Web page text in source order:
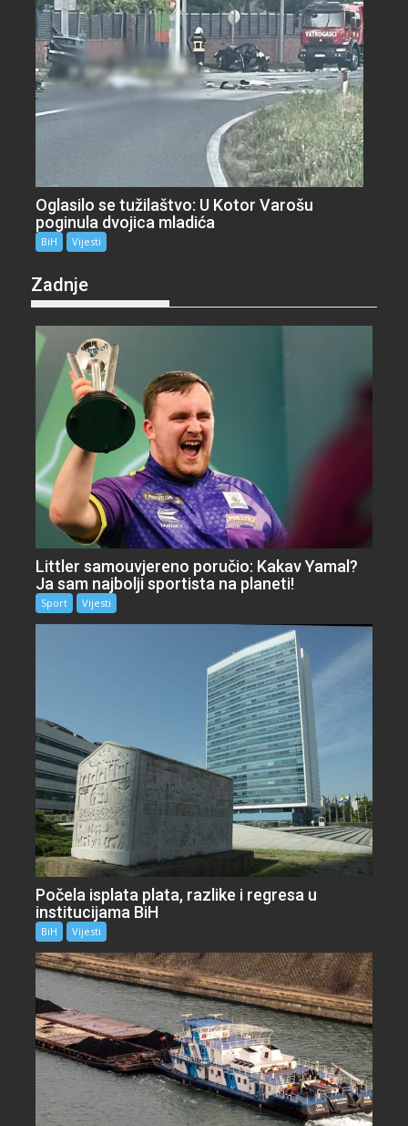
Oglasilo se tužilaštvo: U Kotor Varošu
poginula dvojica mladića
BiH Vijesti
Zadnje
Littler samouvjereno poručio: Kakav Yamal?
Ja sam najbolji sportista na planeti!
Sport Vijesti
Počela isplata plata, razlike i regresa u
institucijama BiH
BiH Vijesti